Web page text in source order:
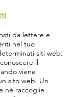
da lettere e
nel tuo
siti web.
il
viene
sito web. Un
né raccoglie